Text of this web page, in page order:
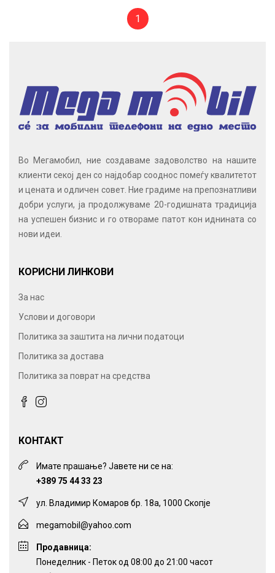
1
Во Мегамобил, ние создаваме задоволство на нашите
клиенти секој ден со најдобар сооднос помеѓу квалитетот
и цената и одличен совет. Ние градиме на препознатливи
добри услуги, ја продолжуваме 20-годишната традиција
на успешен бизнис и го отвораме патот кон иднината со
нови идеи.
КОРИСНИ ЛИНКОВИ
За нас
Услови и договори
Политика за заштита на лични податоци
Политика за достава
Политика за поврат на средства
КОНТАКТ
Имате прашање? Јавете ни се на:
+389 75 44 33 23
ул. Владимир Комаров бр. 18а, 1000 Скопје
megamobil@yahoo.com
Продавница:
Понеделник - Петок од 08:00 до 21:00 часот